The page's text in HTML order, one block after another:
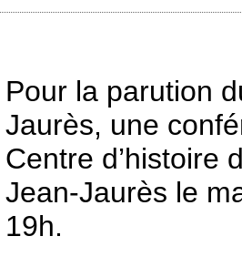
Pour la parution
Jaurès, une
Centre d’histoire
Jean-Jaurès le
19h.